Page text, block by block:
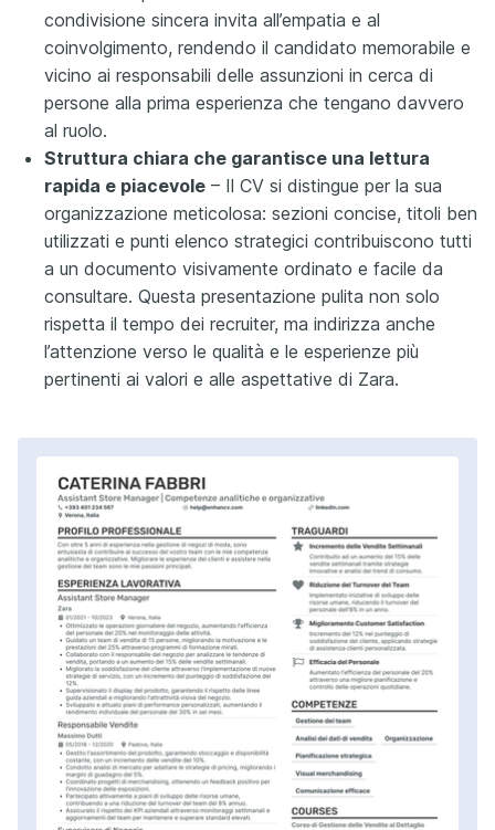
condivisione sincera invita all’empatia e al
coinvolgimento, rendendo il candidato memorabile e
vicino ai responsabili delle assunzioni in cerca di
persone alla prima esperienza che tengano davvero
al ruolo.
Struttura chiara che garantisce una lettura
rapida e piacevole – Il CV si distingue per la sua
organizzazione meticolosa: sezioni concise, titoli ben
utilizzati e punti elenco strategici contribuiscono tutti
a un documento visivamente ordinato e facile da
consultare. Questa presentazione pulita non solo
rispetta il tempo dei recruiter, ma indirizza anche
l’attenzione verso le qualità e le esperienze più
pertinenti ai valori e alle aspettative di Zara.